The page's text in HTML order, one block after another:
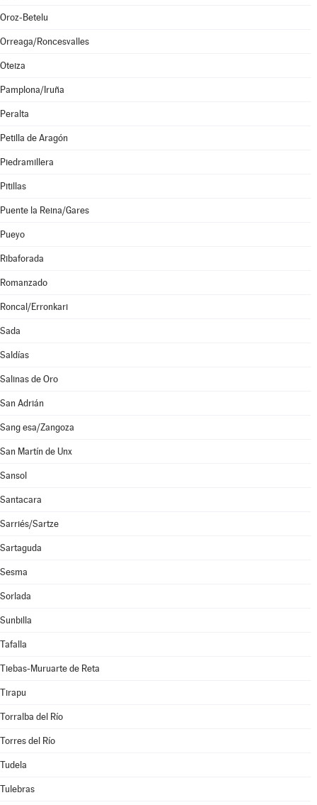
Oroz-Betelu
Orreaga/Roncesvalles
Oteiza
Pamplona/Iruña
Peralta
Petilla de Aragón
Piedramillera
Pitillas
Puente la Reina/Gares
Pueyo
Ribaforada
Romanzado
Roncal/Erronkari
Sada
Saldías
Salinas de Oro
San Adrián
Sang esa/Zangoza
San Martín de Unx
Sansol
Santacara
Sarriés/Sartze
Sartaguda
Sesma
Sorlada
Sunbilla
Tafalla
Tiebas-Muruarte de Reta
Tirapu
Torralba del Río
Torres del Río
Tudela
Tulebras